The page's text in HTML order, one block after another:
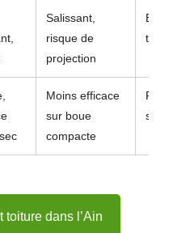
Salissant,
risque de
projection
Moins efficace
sur boue
compacte
dans l’Ain